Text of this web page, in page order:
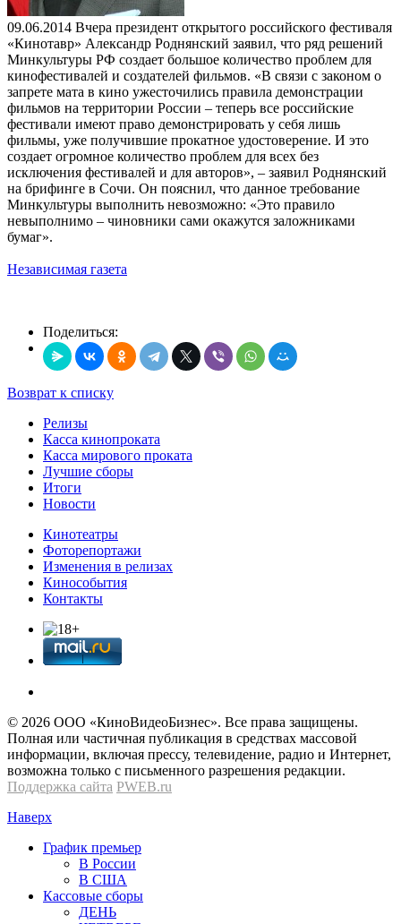
09.06.2014 Вчера президент открытого российского фестиваля
«Кинотавр» Александр Роднянский заявил, что ряд решений
Минкультуры РФ создает большое количество проблем для
кинофестивалей и создателей фильмов. «В связи с законом о
запрете мата в кино ужесточились правила демонстрации
фильмов на территории России – теперь все российские
фестивали имеют право демонстрировать у себя лишь
фильмы, уже получившие прокатное удостоверение. И это
создает огромное количество проблем для всех без
исключения фестивалей и для авторов», – заявил Роднянский
на брифинге в Сочи. Он пояснил, что данное требование
Минкультуры выполнить невозможно: «Это правило
невыполнимо – чиновники сами окажутся заложниками
бумаг».
Независимая газета
Поделиться:
Возврат к списку
Релизы
Касса кинопроката
Касса мирового проката
Лучшие сборы
Итоги
Новости
Кинотеатры
Фоторепортажи
Изменения в релизах
Кинособытия
Контакты
© 2026 OOО «КиноВидеоБизнес». Все права защищены.
Полная или частичная публикация в средствах массовой
информации, включая прессу, телевидение, радио и Интернет,
возможна только с письменного разрешения редакции.
Поддержка сайта PWEB.ru
Наверх
График премьер
В России
В США
Кассовые сборы
ДЕНЬ